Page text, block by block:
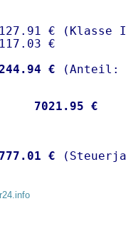
€ (Klasse I)
€
€
7021.95 €
€